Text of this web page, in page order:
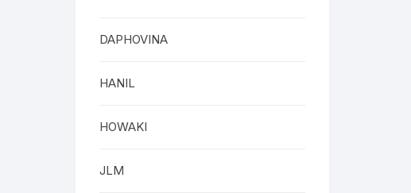
DAPHOVINA
HANIL
HOWAKI
JLM